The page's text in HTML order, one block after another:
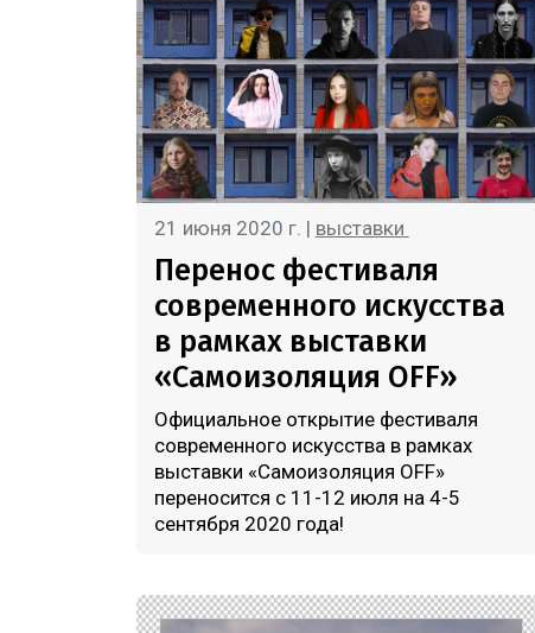
21 июня 2020 г. | выставки
Перенос фестиваля
современного искусства
в рамках выставки
«Самоизоляция OFF»
Официальное открытие фестиваля
современного искусства в рамках
выставки «Самоизоляция OFF»
переносится с 11-12 июля на 4-5
сентября 2020 года!